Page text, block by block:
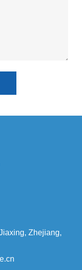
Zhejiang,